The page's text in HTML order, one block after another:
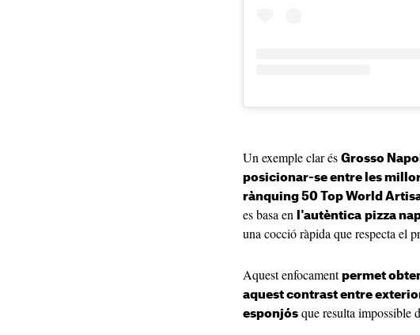
Un exemple clar és Grosso
posicionar-se entre les
rànquing 50 Top World
es basa en
l'autèntica pizza
una cocció ràpida que respecta el
Aquest enfocament permet
aquest contrast entre
esponjós que resulta impossible